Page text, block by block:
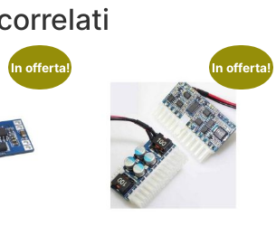
In offerta! In offerta!